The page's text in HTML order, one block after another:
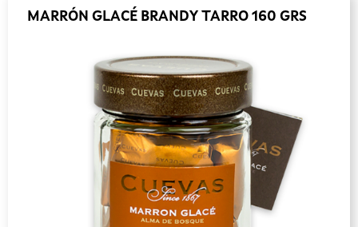
MARRÓN GLACÉ BRANDY TARRO 160 GRS